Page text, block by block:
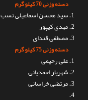
دسته وزنی 70 کیلو گرم
سید محسن اسماعیلی نسب
مهدی کیپور
مصطفی قندای
دسته وزنی 75 کیلو گرم
علی رحیمی
شهریار احمدیانی
مرتضی خراسانی